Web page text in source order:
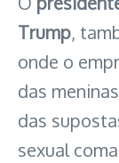
Trump,
onde o
das
das
sexual